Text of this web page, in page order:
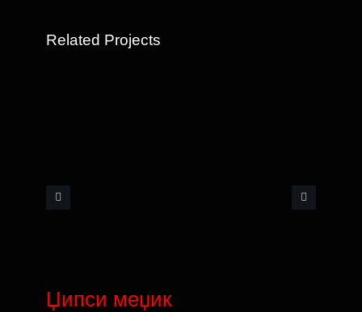
Related Projects
Џипси меџик